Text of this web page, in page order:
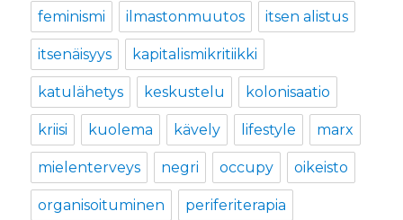
feminismi ilmastonmuutos itsen alistus
itsenäisyys kapitalismikritiikki
katulähetys keskustelu kolonisaatio
kriisi kuolema kävely lifestyle marx
mielenterveys negri occupy oikeisto
organisoituminen periferiterapia